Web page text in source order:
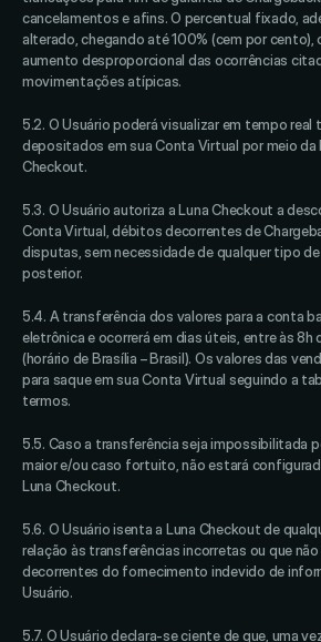
cancelamentos e afins. O percentual fixado,
alterado, chegando até 100% (cem por
aumento desproporcional das ocorrências
movimentações atípicas.
5.2. O Usuário poderá visualizar em tempo
depositados em sua Conta Virtual por meio da
Checkout.
5.3. O Usuário autoriza a Luna Checkout a
Conta Virtual, débitos decorrentes de
disputas, sem necessidade de qualquer tipo
posterior.
5.4. A transferência dos valores para a conta
eletrônica e ocorrerá em dias úteis, entre às 8h
(horário de Brasília – Brasil). Os valores das
para saque em sua Conta Virtual seguindo a
termos.
5.5. Caso a transferência seja impossibilitada
maior e/ou caso fortuito, não estará
Luna Checkout.
5.6. O Usuário isenta a Luna Checkout de
relação às transferências incorretas ou que
decorrentes do fornecimento indevido de
Usuário.
5.7. O Usuário declara-se ciente de que, uma